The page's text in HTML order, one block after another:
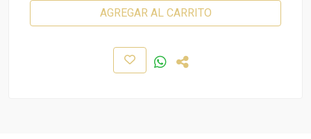
AGREGAR AL CARRITO